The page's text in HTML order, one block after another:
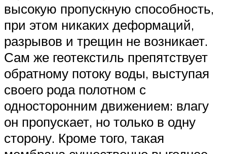
высокую пропускную способность,
при этом никаких деформаций,
разрывов и трещин не возникает.
Сам же геотекстиль препятствует
обратному потоку воды, выступая
своего рода полотном с
односторонним движением: влагу
он пропускает, но только в одну
сторону. Кроме того, такая